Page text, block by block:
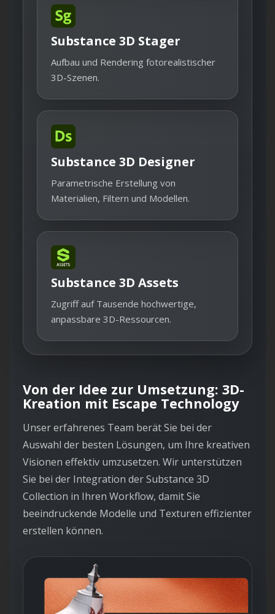
Substance 3D Stager
Aufbau und Rendering fotorealistischer
3D-Szenen.
Substance 3D Designer
Parametrische Erstellung von
Materialien, Filtern und Modellen.
Substance 3D Assets
Zugriff auf Tausende hochwertige,
anpassbare 3D-Ressourcen.
Von der Idee zur Umsetzung: 3D-
Kreation mit Escape Technology
Unser erfahrenes Team berät Sie bei der
Auswahl der besten Lösungen, um Ihre kreativen
Visionen effektiv umzusetzen. Wir unterstützen
Sie bei der Integration der Substance 3D
Collection in Ihren Workflow, damit Sie
beeindruckende Modelle und Texturen effizienter
erstellen können.